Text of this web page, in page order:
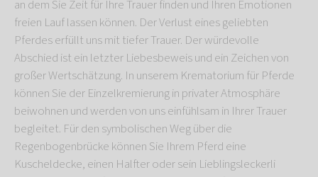
an dem Sie Zeit für Ihre Trauer finden und Ihren Emotionen
freien Lauf lassen können. Der Verlust eines geliebten
Pferdes erfüllt uns mit tiefer Trauer. Der würdevolle
Abschied ist ein letzter Liebesbeweis und ein Zeichen von
großer Wertschätzung. In unserem Krematorium für Pferde
können Sie der Einzelkremierung in privater Atmosphäre
beiwohnen und werden von uns einfühlsam in Ihrer Trauer
begleitet. Für den symbolischen Weg über die
Regenbogenbrücke können Sie Ihrem Pferd eine
Kuscheldecke, einen Halfter oder sein Lieblingsleckerli